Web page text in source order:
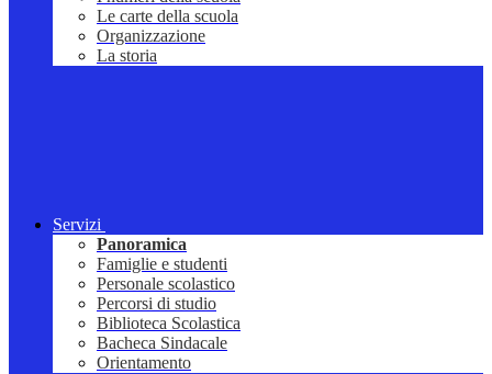
Le carte della scuola
Organizzazione
La storia
Servizi
Panoramica
Famiglie e studenti
Personale scolastico
Percorsi di studio
Biblioteca Scolastica
Bacheca Sindacale
Orientamento